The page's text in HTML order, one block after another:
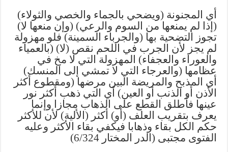
(ويضحي بالجماء والخصي والثولاء) أي المجنونة
(إذا لم يمنعها من السوم والرعي) (وإن منعها لا)
تجوز التضحية بها (والجرباء السمينة) فلو مهزولة
لم يجز لأن الجرب في اللحم نقص (لا) (بالعمياء
والعوراء والعجفاء) المهزولة التي لا مخ في
عظامها (والعرجاء التي لا تمشي إلى المنسك)
أي المذبح والمريضة البين مرضها (ومقطوع أكثر
الأذن أو الذنب أو العين) أي التي ذهب أكثر نور
عينها فأطلق القطع على الذهاب مجازا وإنما
يعرف بتقريب العلف (أو) أكثر (الألية) لأن للأكثر
حكم الكل بقاء وذهابا فيكفي بقاء الأكثر وعليه
الفتوى مجتبى (الدر المختار 6/324)